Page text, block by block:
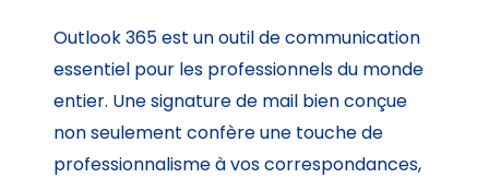
Outlook 365 est un outil de communication
essentiel pour les professionnels du monde
entier. Une signature de mail bien conçue
non seulement confère une touche de
professionnalisme à vos correspondances,